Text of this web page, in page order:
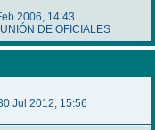
2006, 14:43
DE OFICIALES
Jul 2012, 15:56